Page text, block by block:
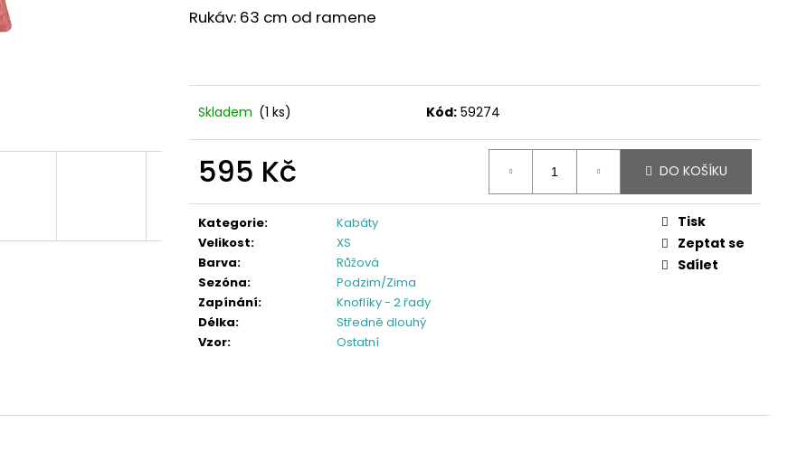
Rukáv: 63 cm od ramene
Skladem (1 ks) Kód: 59274
595 Kč
cena:
DO KOŠÍKU
Kategorie:
Kabáty
Velikost:
XS
Barva:
Růžová
Sezóna:
Podzim/Zima
Zapínání:
Knoflíky - 2 řady
Délka:
Středně dlouhý
Vzor: Ostatní
Tisk
Zeptat se
Sdílet